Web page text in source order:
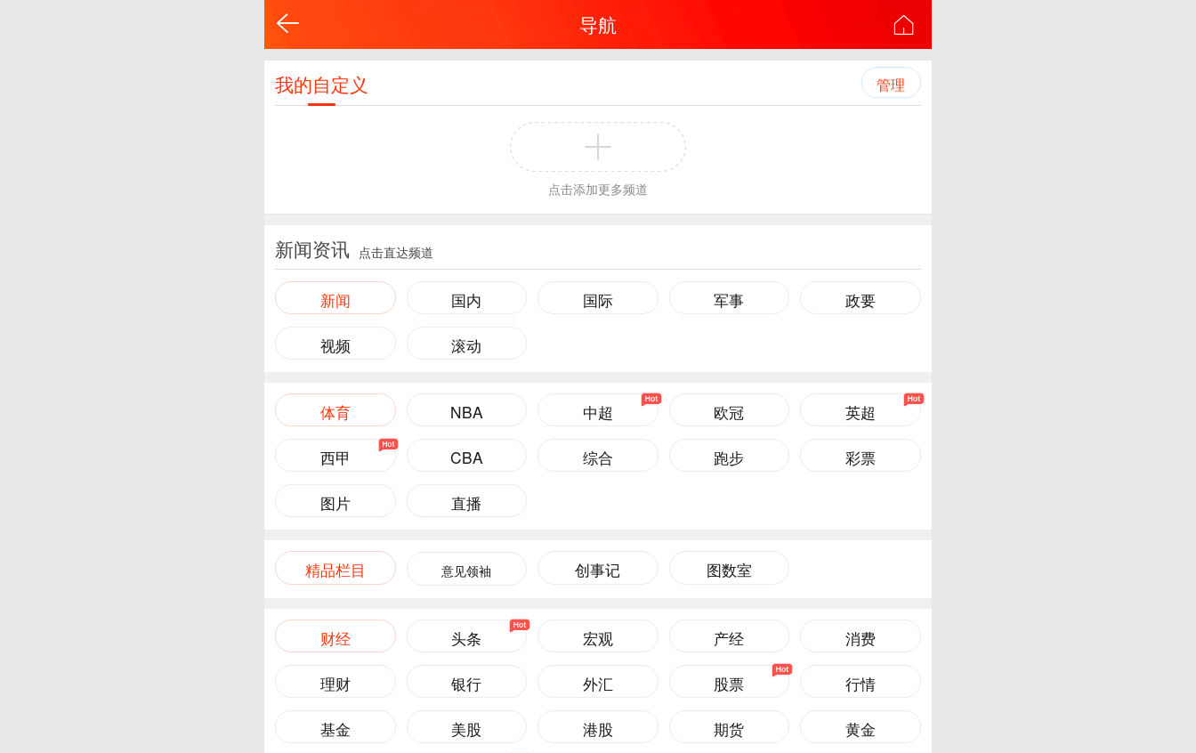
导航
我的自定义 管理
点击添加更多频道
新闻资讯 点击直达频道
新闻 国内 国际 军事 政要
视频 滚动
体育 NBA 中超 欧冠 英超
西甲 CBA 综合 跑步 彩票
图片 直播
精品栏目 意见领袖 创事记 图数室
财经 头条 宏观 产经 消费
理财 银行 外汇 股票 行情
基金 美股 港股 期货 黄金